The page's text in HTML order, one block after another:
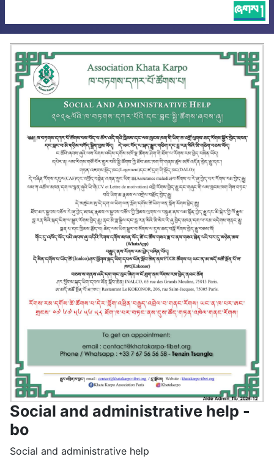
ཞུགས།
Social and administrative help -
bo
Social and administrative help